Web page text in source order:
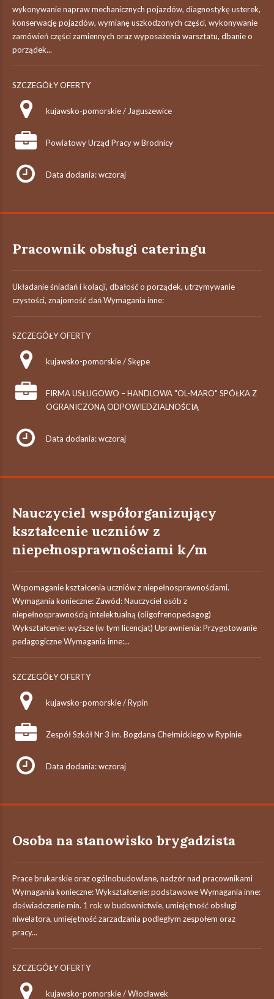
wykonywanie napraw mechanicznych pojazdów, diagnostykę usterek,
konserwację pojazdów, wymianę uszkodzonych części, wykonywanie
zamówień części zamiennych oraz wyposażenia warsztatu, dbanie o
porządek...
SZCZEGÓŁY OFERTY
kujawsko-pomorskie / Jaguszewice
Powiatowy Urząd Pracy w Brodnicy
Data dodania: wczoraj
Pracownik obsługi cateringu
Układanie śniadań i kolacji, dbałość o porządek, utrzymywanie
czystości, znajomość dań Wymagania inne:
SZCZEGÓŁY OFERTY
kujawsko-pomorskie / Skępe
FIRMA USŁUGOWO – HANDLOWA "OL-MARO" SPÓŁKA Z
OGRANICZONĄ ODPOWIEDZIALNOŚCIĄ
Data dodania: wczoraj
Nauczyciel współorganizujący
kształcenie uczniów z
niepełnosprawnościami k/m
Wspomaganie kształcenia uczniów z niepełnosprawnościami.
Wymagania konieczne: Zawód: Nauczyciel osób z
niepełnosprawnością intelektualną (oligofrenopedagog)
Wykształcenie: wyższe (w tym licencjat) Uprawnienia: Przygotowanie
pedagogiczne Wymagania inne:...
SZCZEGÓŁY OFERTY
kujawsko-pomorskie / Rypin
Zespół Szkół Nr 3 im. Bogdana Chełmickiego w Rypinie
Data dodania: wczoraj
Osoba na stanowisko brygadzista
Prace brukarskie oraz ogólnobudowlane, nadzór nad pracownikami
Wymagania konieczne: Wykształcenie: podstawowe Wymagania inne:
doświadczenie min. 1 rok w budownictwie, umiejętność obsługi
niwelatora, umiejętność zarzadzania podległym zespołem oraz
pracy...
SZCZEGÓŁY OFERTY
kujawsko-pomorskie / Włocławek